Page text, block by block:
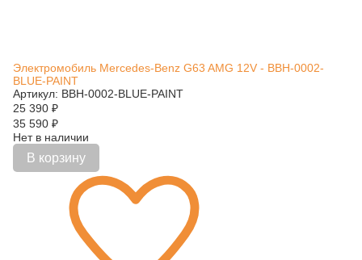
Электромобиль Mercedes-Benz G63 AMG 12V - BBH-0002-
BLUE-PAINT
Артикул: BBH-0002-BLUE-PAINT
25 390 ₽
35 590 ₽
Нет в наличии
В корзину